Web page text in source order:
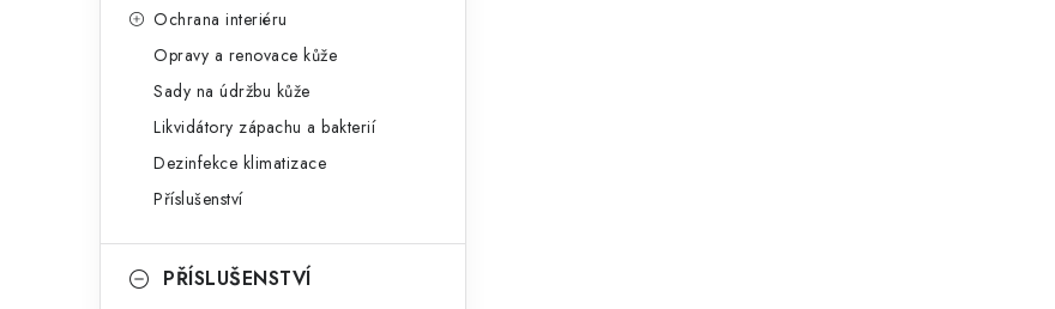
Ochrana interiéru
Opravy a renovace kůže
Sady na údržbu kůže
Likvidátory zápachu a bakterií
Dezinfekce klimatizace
Příslušenství
PŘÍSLUŠENSTVÍ